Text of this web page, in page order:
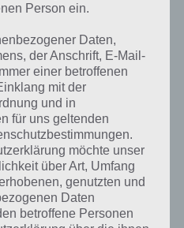
vermutlich zum günstigsten bzw.
ihr euch auf jedenfall den
kostet exakt 500 Klunker.
sich in Royal
in Royal Revolt 2 investieren. Da
investieren kann, haben wir
und sagen euch, was aus
Person ein.
Daten,
der Anschrift, E-Mail-
einer betroffenen
mit der
und in
für uns geltenden
möchte unser
über Art, Umfang
genutzten und
Daten
betroffene Personen